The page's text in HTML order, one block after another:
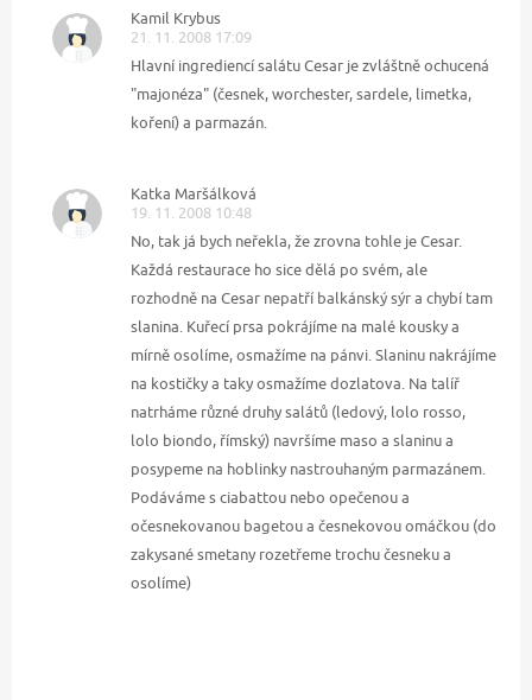
Kamil Krybus
21. 11. 2008 17:09
Hlavní ingrediencí salátu Cesar je zvláštně ochucená
"majonéza" (česnek, worchester, sardele, limetka,
koření) a parmazán.
Katka Maršálková
19. 11. 2008 10:48
No, tak já bych neřekla, že zrovna tohle je Cesar.
Každá restaurace ho sice dělá po svém, ale
rozhodně na Cesar nepatří balkánský sýr a chybí tam
slanina. Kuřecí prsa pokrájíme na malé kousky a
mírně osolíme, osmažíme na pánvi. Slaninu nakrájíme
na kostičky a taky osmažíme dozlatova. Na talíř
natrháme různé druhy salátů (ledový, lolo rosso,
lolo biondo, římský) navršíme maso a slaninu a
posypeme na hoblinky nastrouhaným parmazánem.
Podáváme s ciabattou nebo opečenou a
očesnekovanou bagetou a česnekovou omáčkou (do
zakysané smetany rozetřeme trochu česneku a
osolíme)